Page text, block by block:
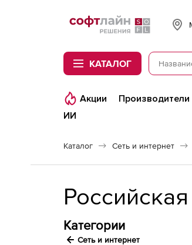
Softline
КАТАЛОГ
Акции Производители
ИИ
Каталог Сеть и интернет
Категории
Сеть и интернет